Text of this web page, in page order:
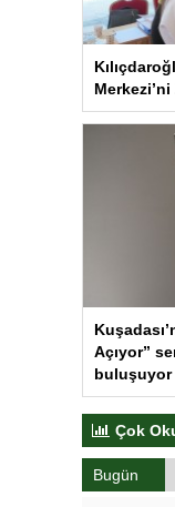
Açıyor”
buluşuyor
Çok
Bugün